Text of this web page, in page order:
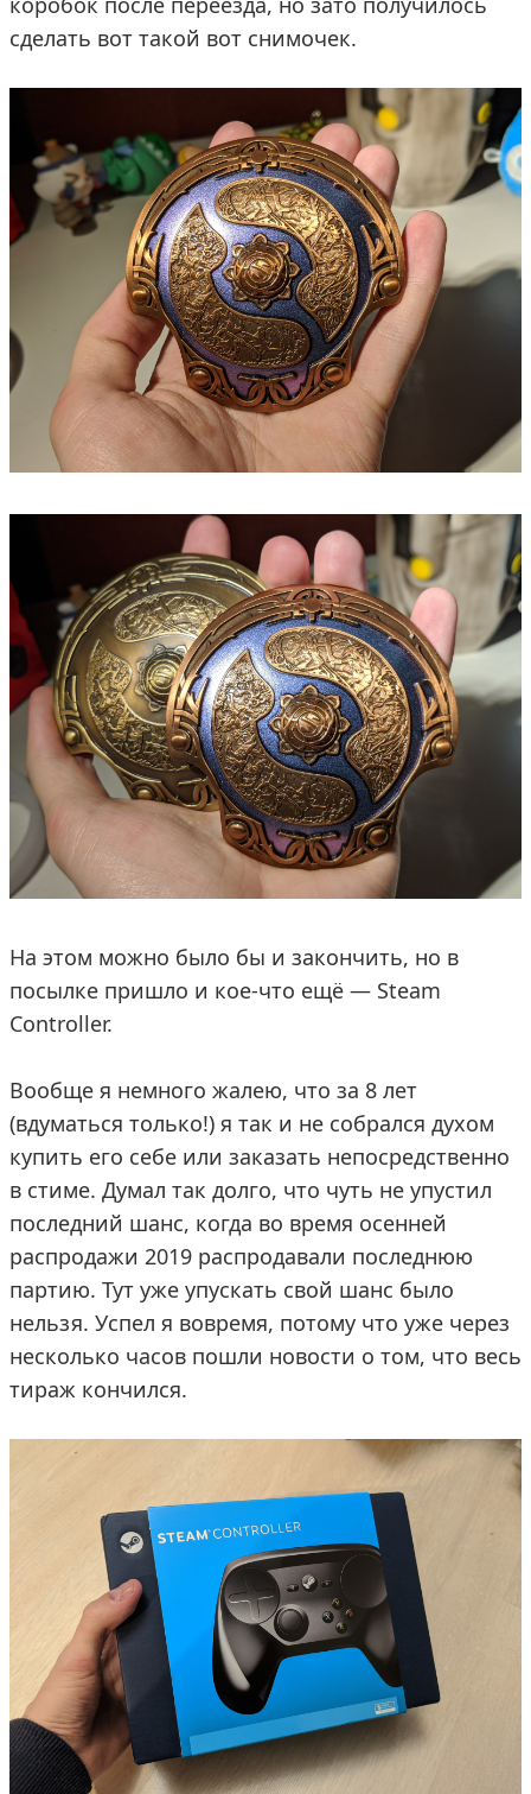
сделать вот такой вот снимочек.
На этом можно было бы и закончить, но в
посылке пришло и кое-что ещё — Steam
Controller.
Вообще я немного жалею, что за 8 лет
(вдуматься только!) я так и не собрался духом
купить его себе или заказать непосредственно
в стиме. Думал так долго, что чуть не упустил
последний шанс, когда во время осенней
распродажи 2019 распродавали последнюю
партию. Тут уже упускать свой шанс было
нельзя. Успел я вовремя, потому что уже через
несколько часов пошли новости о том, что весь
тираж кончился.